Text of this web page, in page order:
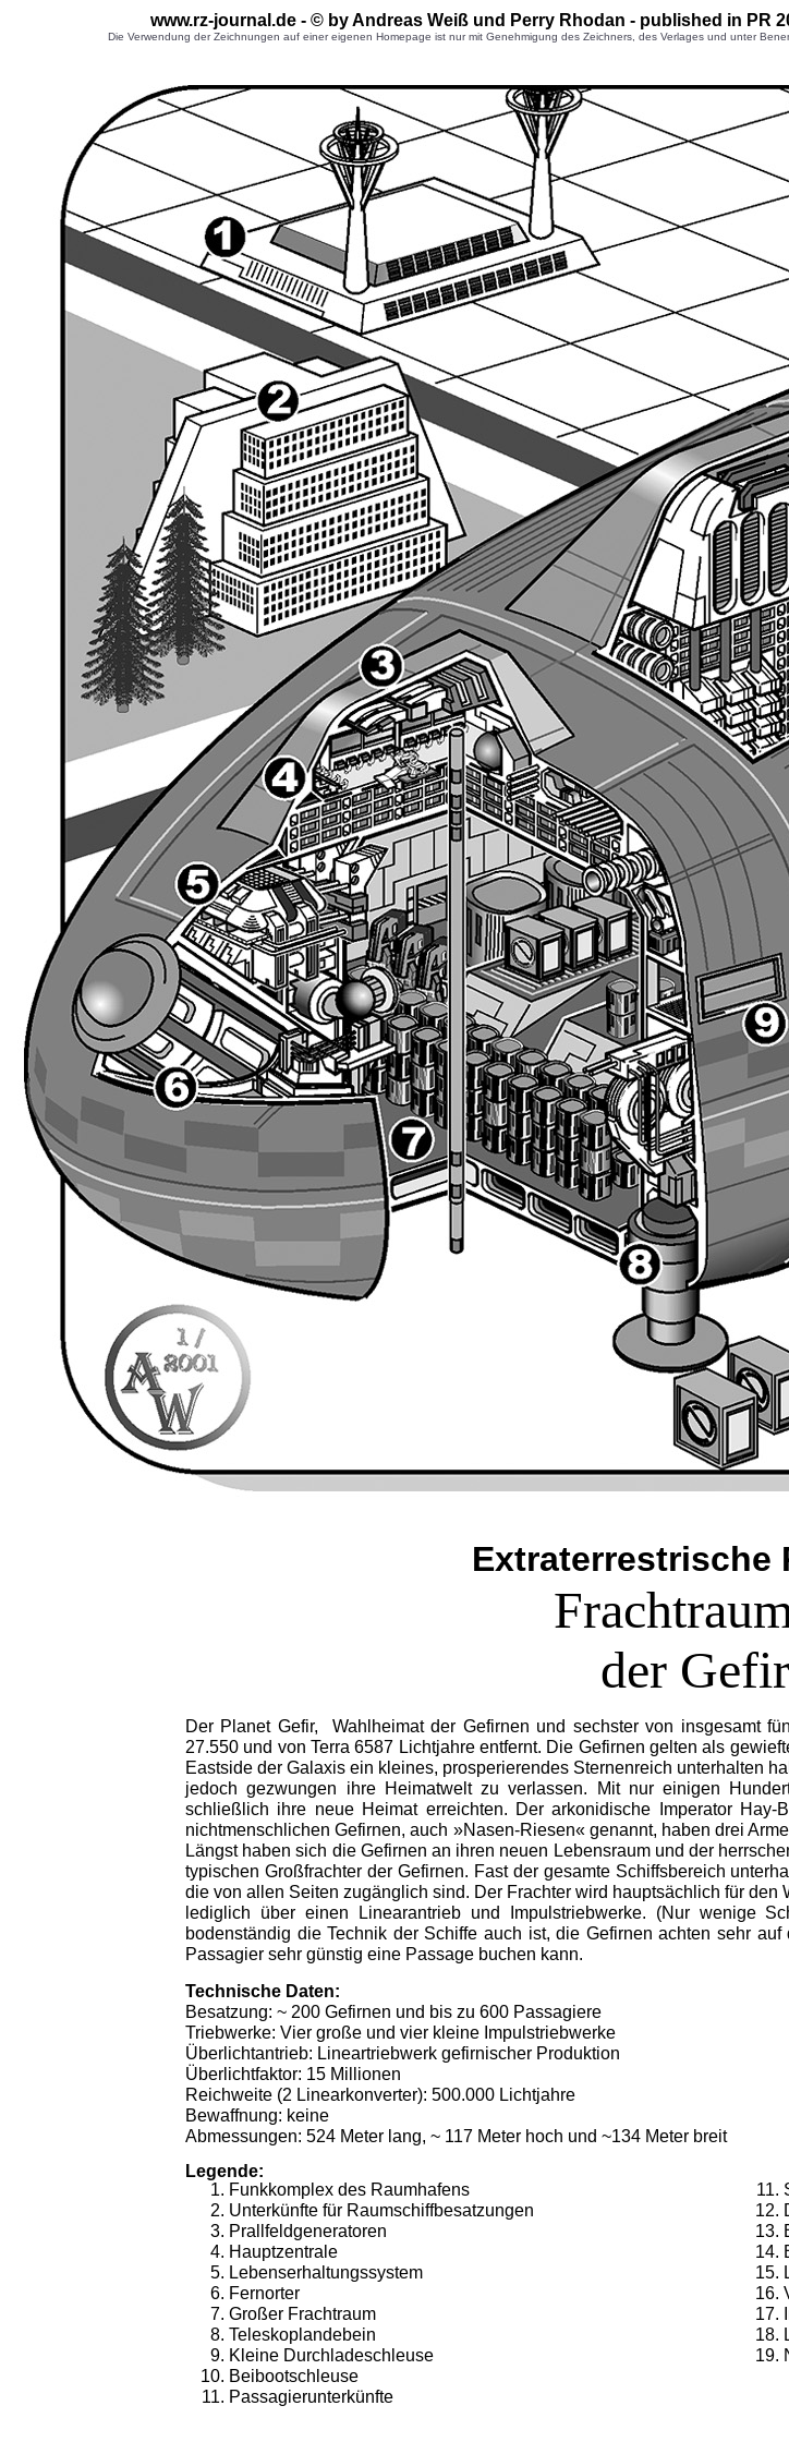
www.rz-journal.de - © by Andreas Weiß und Perry Rhodan - published in PR
Die Verwendung der Zeichnungen auf einer eigenen Homepage ist nur mit Genehmigung des Zeichners, des Verlages und unter
Extraterrestrische
der
Der Planet Gefir, Wahlheimat der Gefirnen und sechster von insgesamt
27.550 und von Terra 6587 Lichtjahre entfernt. Die Gefirnen gelten als
Eastside der Galaxis ein kleines, prosperierendes Sternenreich unterhalten
jedoch gezwungen ihre Heimatwelt zu verlassen. Mit nur einigen
schließlich ihre neue Heimat erreichten. Der arkonidische Imperator
nichtmenschlichen Gefirnen, auch »Nasen-Riesen« genannt, haben drei
Längst haben sich die Gefirnen an ihren neuen Lebensraum und der
typischen Großfrachter der Gefirnen. Fast der gesamte Schiffsbereich
die von allen Seiten zugänglich sind. Der Frachter wird hauptsächlich für
lediglich über einen Linearantrieb und Impulstriebwerke. (Nur wenige
bodenständig die Technik der Schiffe auch ist, die Gefirnen achten sehr
Passagier sehr günstig eine Passage buchen kann.
Technische Daten:
Besatzung: ~ 200 Gefirnen und bis zu 600 Passagiere
Triebwerke: Vier große und vier kleine Impulstriebwerke
Überlichtantrieb: Lineartriebwerk gefirnischer Produktion
Überlichtfaktor: 15 Millionen
Reichweite (2 Linearkonverter): 500.000 Lichtjahre
Bewaffnung: keine
Abmessungen: 524 Meter lang, ~ 117 Meter hoch und ~134 Meter breit
Legende:
Funkkomplex des Raumhafens
Unterkünfte für Raumschiffbesatzungen
Prallfeldgeneratoren
Hauptzentrale
Lebenserhaltungssystem
Fernorter
Großer Frachtraum
Teleskoplandebein
Kleine Durchladeschleuse
Beibootschleuse
Passagierunterkünfte